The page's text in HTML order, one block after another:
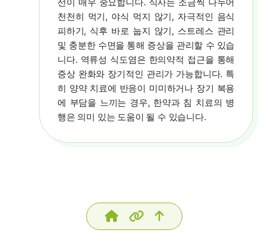
천천히 먹기, 야식 먹지 않기, 자극적인 음식
피하기, 식후 바로 눕지 않기, 스트레스 관리
및 충분한 수면을 통해 증상을 관리할 수 있습
니다. 역류성 식도염은 한의약적 접근을 통해
증상 완화와 장기적인 관리가 가능합니다. 특
히 양약 치료에 반응이 미미하거나 장기 복용
에 부담을 느끼는 경우, 한약과 침 치료의 병
행은 의미 있는 도움이 될 수 있습니다.